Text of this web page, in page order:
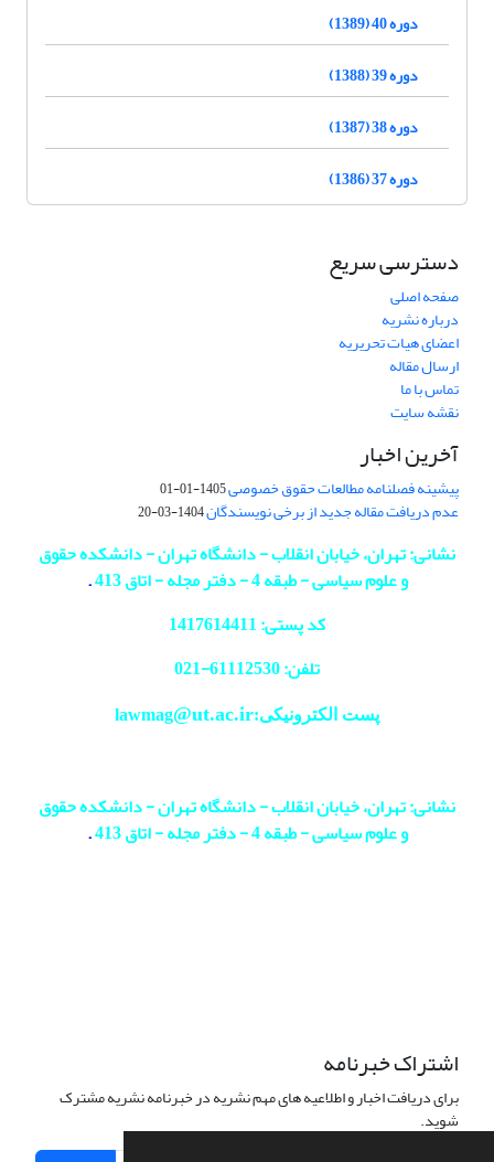
دوره 40 (1389)
دوره 39 (1388)
دوره 38 (1387)
دوره 37 (1386)
دسترسی سریع
صفحه اصلی
درباره نشریه
اعضای هیات تحریریه
ارسال مقاله
تماس با ما
نقشه سایت
آخرین اخبار
پیشینه فصلنامه مطالعات حقوق خصوصی1405-01-01
عدم دریافت مقاله جدید از برخی نویسندگان1404-03-20
نشانی: تهران، خیابان انقلاب - دانشگاه تهران - دانشکده حقوق
و علوم سیاسی - طبقه 4 - دفتر مجله - اتاق 413
.
کد پستی: 1417614411
تلفن: 61112530-
021
پست الکترونیکی:lawmag@ut.ac.ir
نشانی: تهران، خیابان انقلاب - دانشگاه تهران - دانشکده حقوق
و علوم سیاسی - طبقه 4 - دفتر مجله - اتاق 413
.
اشتراک خبرنامه
برای دریافت اخبار و اطلاعیه های مهم نشریه در خبرنامه نشریه مشترک
شوید.